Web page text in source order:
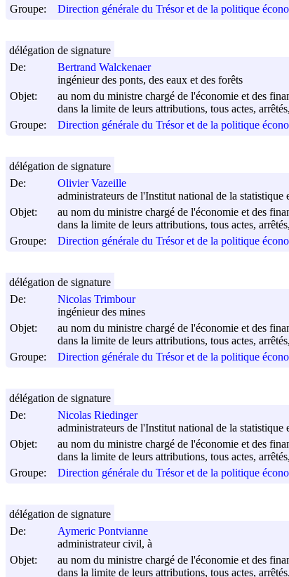
Groupe:
Direction générale du Trésor et de la politique
De:
Bertrand Walckenaer
ingénieur des ponts, des eaux et des forêts
Objet:
au nom du ministre chargé de l'économie et des
dans la limite de leurs attributions, tous actes,
Groupe:
Direction générale du Trésor et de la politique
délégation de signature
De:
Olivier Vazeille
administrateurs de l'Institut national de la statistique
Objet:
au nom du ministre chargé de l'économie et des
dans la limite de leurs attributions, tous actes,
Groupe:
Direction générale du Trésor et de la politique
délégation de signature
De:
Nicolas Trimbour
ingénieur des mines
Objet:
au nom du ministre chargé de l'économie et des
dans la limite de leurs attributions, tous actes,
Groupe:
Direction générale du Trésor et de la politique
délégation de signature
De:
Nicolas Riedinger
administrateurs de l'Institut national de la statistique
Objet:
au nom du ministre chargé de l'économie et des
dans la limite de leurs attributions, tous actes,
Groupe:
Direction générale du Trésor et de la politique
délégation de signature
De:
Aymeric Pontvianne
administrateur civil, à
Objet:
au nom du ministre chargé de l'économie et des
dans la limite de leurs attributions, tous actes,
délégation de signature